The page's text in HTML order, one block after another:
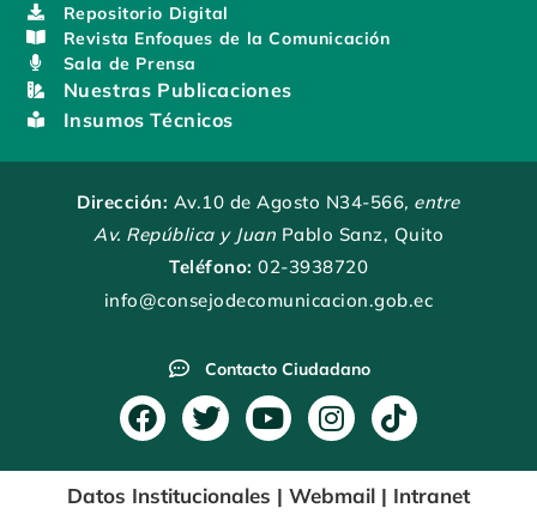
Repositorio Digital
Revista Enfoques de la Comunicación
Sala de Prensa
Nuestras Publicaciones
Insumos Técnicos
Dirección: Av.10 de Agosto N34-566, entre
Av. República y Juan Pablo Sanz, Quito
Teléfono: 02-3938720
info@consejodecomunicacion.gob.ec
Contacto Ciudadano
F
a
c
e
T
w
i
t
Y
o
u
t
I
n
s
t
T
i
k
t
Datos Institucionales | Webmail | Intranet